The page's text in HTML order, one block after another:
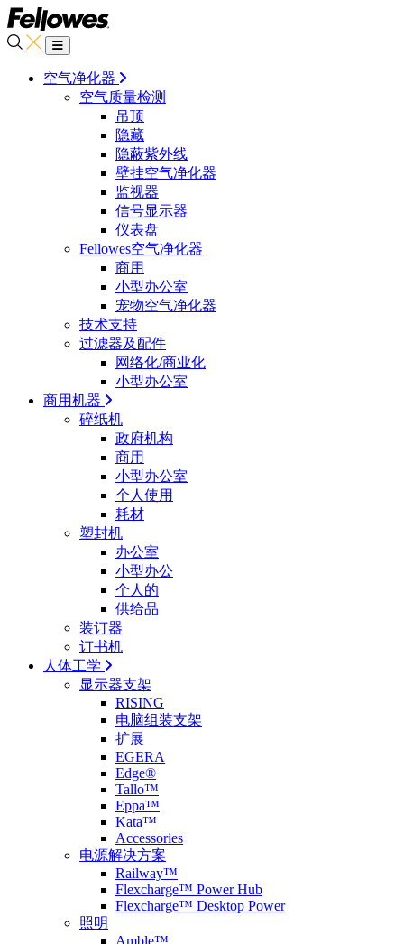
空气净化器
空气质量检测
吊顶
隐藏
隐蔽紫外线
壁挂空气净化器
监视器
信号显示器
仪表盘
Fellowes空气净化器
商用
小型办公室
宠物空气净化器
技术支持
过滤器及配件
网络化/商业化
小型办公室
商用机器
碎纸机
政府机构
商用
小型办公室
个人使用
耗材
塑封机
办公室
小型办公
个人的
供给品
装订器
订书机
人体工学
显示器支架
RISING
电脑组装支架
扩展
EGERA
Edge®
Tallo™
Eppa™
Kata™
Accessories
电源解决方案
Railway™
Flexcharge™ Power Hub
Flexcharge™ Desktop Power
照明
Amble™